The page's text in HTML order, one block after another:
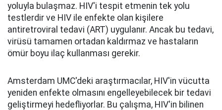
yoluyla bulaşmaz. HIV'i tespit etmenin tek yolu
testlerdir ve HIV ile enfekte olan kişilere
antiretroviral tedavi (ART) uygulanır. Ancak bu tedavi,
virüsü tamamen ortadan kaldırmaz ve hastaların
ömür boyu ilaç kullanması gerekir.
Amsterdam UMC'deki araştırmacılar, HIV'in vücutta
yeniden enfekte olmasını engelleyebilecek bir tedavi
geliştirmeyi hedefliyorlar. Bu çalışma, HIV'in bilinen